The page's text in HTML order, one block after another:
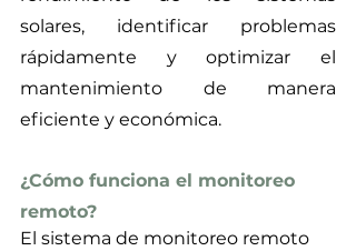
solares, identificar problemas
rápidamente y optimizar el
mantenimiento de manera
eficiente y económica.
¿Cómo funciona el monitoreo
remoto?
El sistema de monitoreo remoto